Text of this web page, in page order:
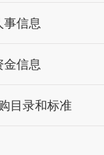
事信息
金信息
目录和标准